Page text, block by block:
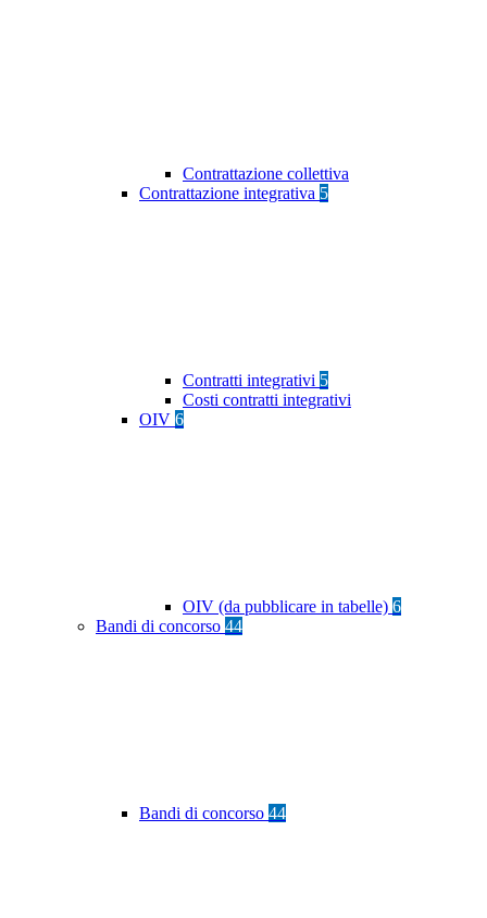
Contrattazione collettiva
Contrattazione integrativa 5
Contratti integrativi 5
Costi contratti integrativi
OIV 6
OIV (da pubblicare in tabelle) 6
Bandi di concorso 44
Bandi di concorso 44